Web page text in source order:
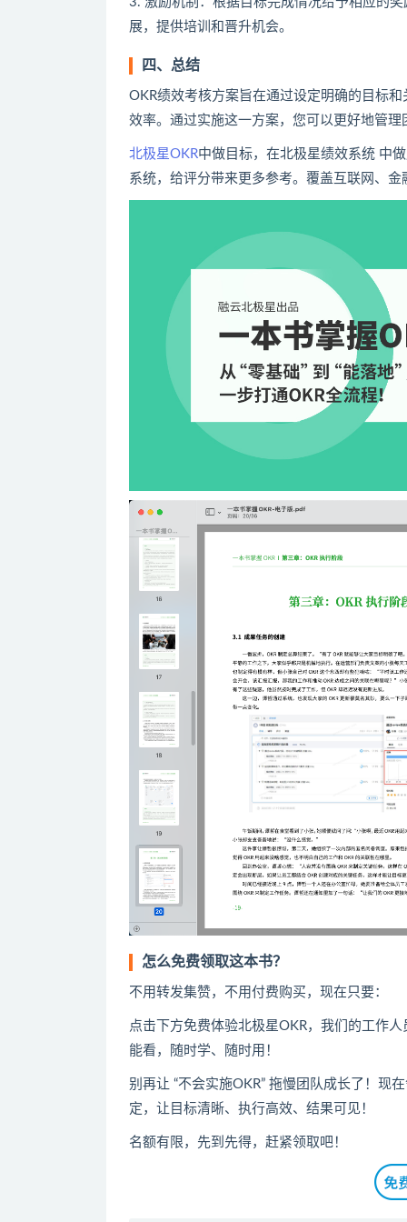
展，提供培训和晋升机会。
四、总结
OKR绩效考核方案旨在通过设定明确的目标
效率。通过实施这一方案，您可以更好地管
北极星OKR中做目标，在北极星绩效系统 中
系统，给评分带来更多参考。覆盖互联网、
怎么免费领取这本书？
不用转发集赞，不用付费购买，现在只要：
点击下方免费体验北极星OKR​， 我们的工作人
能看，随时学、随时用！
别再让 “不会实施OKR” 拖慢团队成长了！现
定，让目标清晰、执行高效、结果可见！
名额有限，先到先得，赶紧领取吧！